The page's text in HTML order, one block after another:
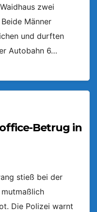
zwei
Männer
und durften
Autobahn 6…
Betrug in
stieß bei der
Die Polizei warnt